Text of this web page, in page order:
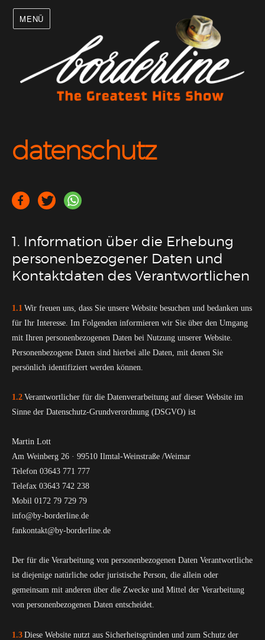
MENÜ
datenschutz
1. Information über die Erhebung
personenbezogener Daten und
Kontaktdaten des Verantwortlichen
1.1 Wir freuen uns, dass Sie unsere Website besuchen und bedanken uns
für Ihr Interesse. Im Folgenden informieren wir Sie über den Umgang
mit Ihren personenbezogenen Daten bei Nutzung unserer Website.
Personenbezogene Daten sind hierbei alle Daten, mit denen Sie
persönlich identifiziert werden können.
1.2Verantwortlicher für die Datenverarbeitung auf dieser Website im
Sinne der Datenschutz-Grundverordnung (DSGVO) ist
Martin Lott
Am Weinberg 26 · 99510 Ilmtal-Weinstraße /Weimar
Telefon 03643 771 777
Telefax 03643 742 238
Mobil 0172 79 729 79
info@by-borderline.de
fankontakt@by-borderline.de
Der für die Verarbeitung von personenbezogenen Daten Verantwortliche
ist diejenige natürliche oder juristische Person, die allein oder
gemeinsam mit anderen über die Zwecke und Mittel der Verarbeitung
von personenbezogenen Daten entscheidet.
1.3Diese Website nutzt aus Sicherheitsgründen und zum Schutz der